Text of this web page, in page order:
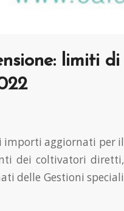
limiti di
importi aggiornati per il
dei coltivatori diretti,
delle Gestioni speciali